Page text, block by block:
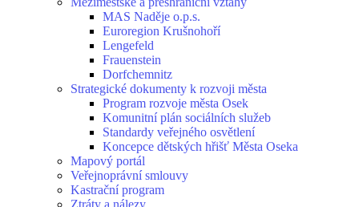
MAS Naděje o.p.s.
Euroregion Krušnohoří
Lengefeld
Frauenstein
Dorfchemnitz
Strategické dokumenty k rozvoji města
Program rozvoje města Osek
Komunitní plán sociálních služeb
Standardy veřejného osvětlení
Koncepce dětských hřišť Města Oseka
Mapový portál
Veřejnoprávní smlouvy
Kastrační program
Ztráty a nálezy